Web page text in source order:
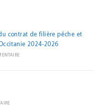
contrat de filière pêche et
2024-2026